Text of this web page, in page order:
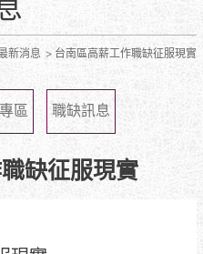
新消息 台南區高薪工作職缺征服現實
區 職缺訊息
缺征服現實